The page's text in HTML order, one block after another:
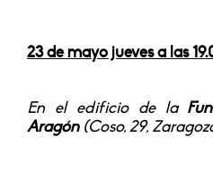
23 de mayo jueves a las
En el edificio de la
Aragón(Coso, 29,